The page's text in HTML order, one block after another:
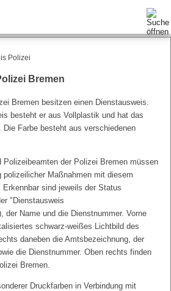
Polizei
Bremen
Bremen besitzen einen Dienstausweis.
besteht er aus Vollplastik und hat das
Die Farbe besteht aus verschiedenen
Polizeibeamten der Polizei Bremen müssen
polizeilicher Maßnahmen mit diesem
sind jeweils der Status
"Dienstausweis
der Name und die Dienstnummer. Vorne
schwarz-weißes Lichtbild des
daneben die Amtsbezeichnung, der
die Dienstnummer. Oben rechts finden
Bremen.
Druckfarben in Verbindung mit